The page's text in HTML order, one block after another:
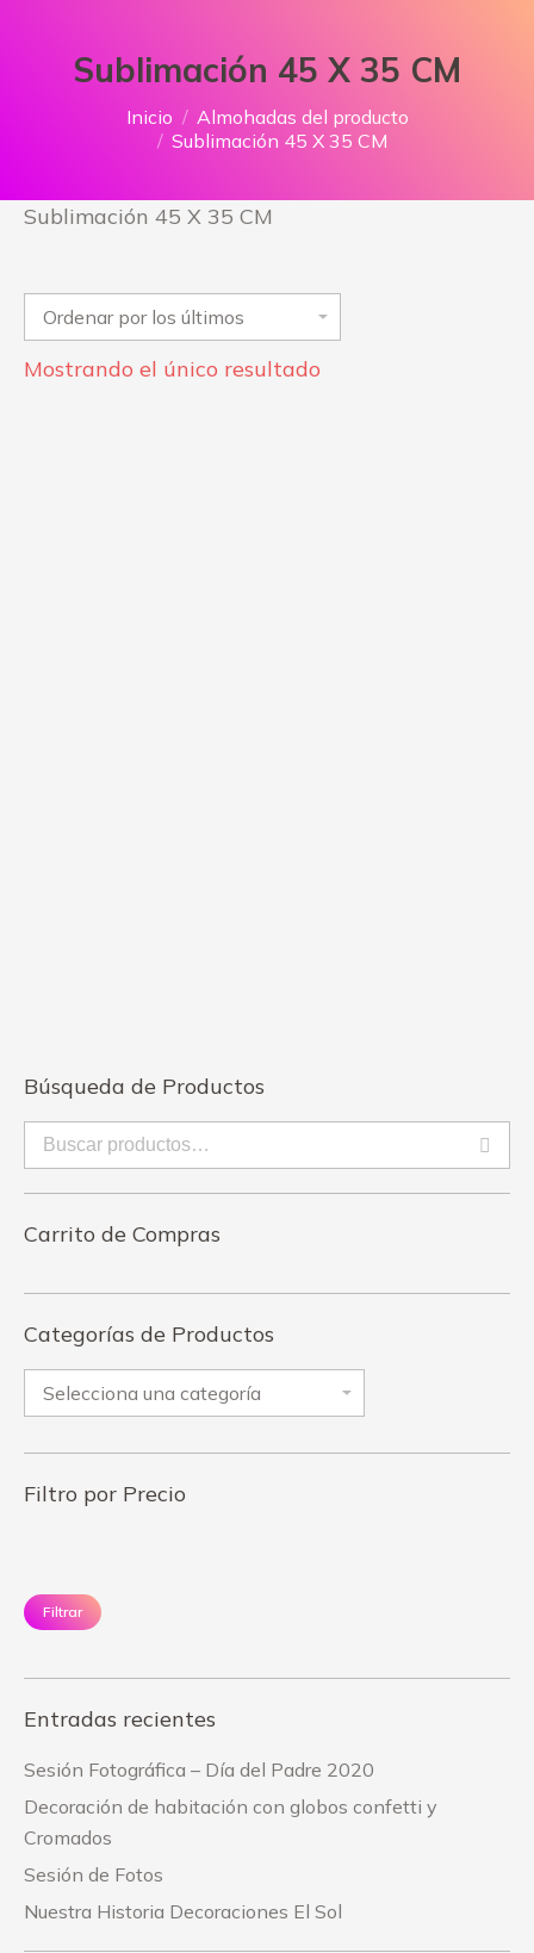
Sublimación 45 X 35 CM
Estás aquí:Inicio
Almohadas del producto
Sublimación 45 X 35 CM
Sublimación 45 X 35 CM
Mostrando el único resultado
Búsqueda de Productos
Carrito de Compras
Categorías de Productos
Filtro por Precio
Filtrar
Entradas recientes
Sesión Fotográfica – Día del Padre 2020
Decoración de habitación con globos confetti y
Cromados
Sesión de Fotos
Nuestra Historia Decoraciones El Sol